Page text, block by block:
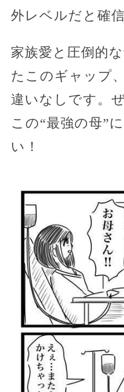
外レベルだと確
家族愛と圧倒的
たこのギャップ
違いなしです。
この“最強の母”
い！